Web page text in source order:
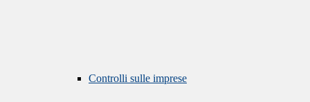
Controlli sulle imprese